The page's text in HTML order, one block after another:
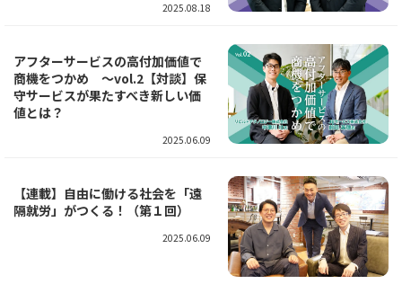
2025.08.18
アフターサービスの高付加価値で
商機をつかめ ～vol.2【対談】保
守サービスが果たすべき新しい価
値とは？
2025.06.09
【連載】自由に働ける社会を「遠
隔就労」がつくる！（第１回）
2025.06.09